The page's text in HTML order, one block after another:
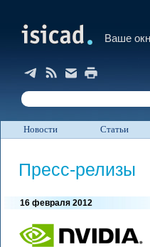
Ваше
Новости Статьи
Пресс-релизы
16 февраля 2012